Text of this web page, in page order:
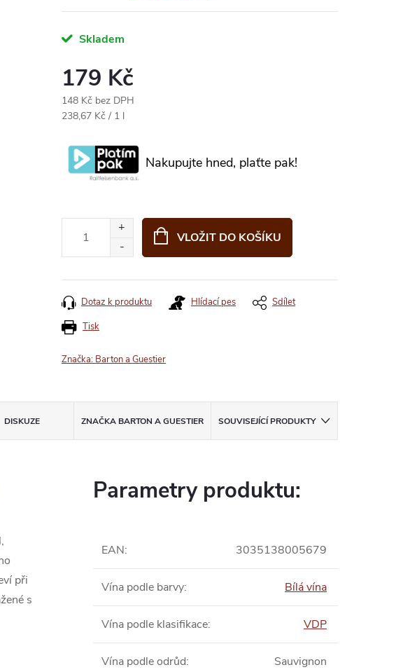
Skladem
179 Kč
148 Kč bez DPH
Měrná
238,67 Kč / 1 l
Nakupujte hned, plaťte pak!
VLOŽIT DO KOŠÍKU
Tisk
Dotaz k produktu Hlídací pes Sdílet
Značka: Barton a Guestier
DISKUZE ZNAČKA BARTON A GUESTIER SOUVISEJÍCÍ PRODUKTY
při
s
Parametry produktu:
EAN: 3035138005679
Vína podle barvy: Bílá vína
Vína podle klasifikace: VDP
Vína podle odrůd: Sauvignon